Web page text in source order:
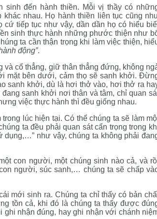
đến hành thiền. Mỗi vị thầy có
nhau. Họ hành thiền liên tục cũng
cứ tiếp tục như vậy, dần dần họ có hiểu
sinh thực hành những phước thiện như
ta cần thận trọng khi làm việc thiện,
động”.
cổ thẳng, giữ thân thẳng đứng, không
mặt bên dưới, cảm thọ sẽ sanh khởi.
sanh khởi, dù là hơi thở vào, hơi thở ra
sanh khởi nơi thân và tâm, chỉ quan
việc thực hành thì đều giống nhau.
lúc hiện tại. Có thể chúng ta sẽ làm
ta đều phải quan sát cẩn trọng trong
dụng,…” như vậy, chúng ta không phải
con người, một chúng sinh nào cả, và
người, súc sanh,… chúng ta sẽ chấp
mới sinh ra. Chúng ta chỉ thấy có bản
tồn cả, khi đó là chúng ta thấy được
ghi nhận đúng, hay ghi nhận với chánh